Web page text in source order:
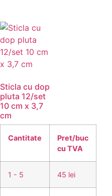
Sticla cu dop
pluta 12/set
10 cm x 3,7
cm
Cantitate
Pret/buc
cu TVA
1 - 5 45 lei